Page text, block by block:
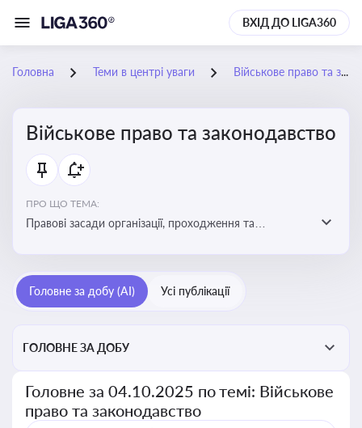
ВХІД ДО LIGA360
Головна Теми в центрі уваги Військове право та законодавство
Військове право та законодавство
ПРО ЩО ТЕМА:
Правові засади організації, проходження та
військовослужбовців у воєнний час
Головне за добу (AI) Усі публікації
ГОЛОВНЕ ЗА ДОБУ
Головне за 04.10.2025 по темі: Військове
право та законодавство